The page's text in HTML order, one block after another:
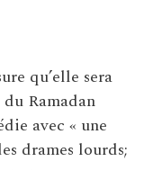
qu’elle sera
Ramadan
avec « une
drames lourds;